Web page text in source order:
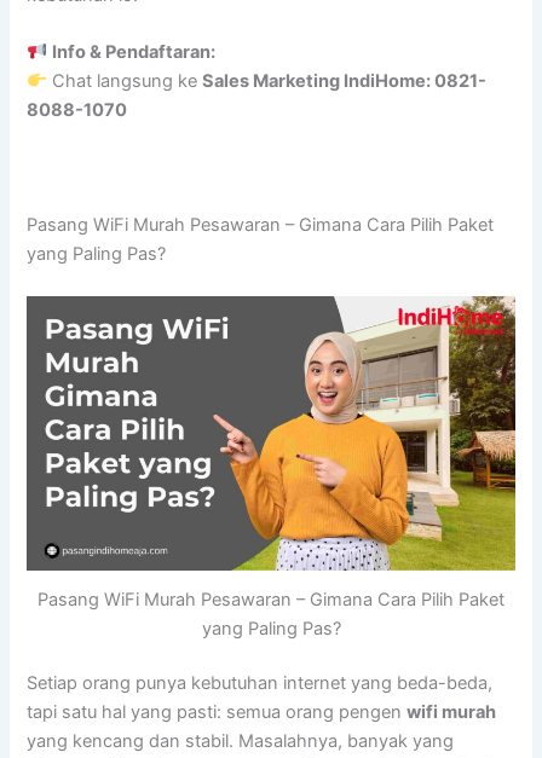
Info & Pendaftaran:
Chat langsung keSales Marketing IndiHome: 0821-
8088-1070
Pasang WiFi Murah Pesawaran – Gimana Cara Pilih Paket
yang Paling Pas?
Pasang WiFi Murah Pesawaran – Gimana Cara Pilih Paket
yang Paling Pas?
Setiap orang punya kebutuhan internet yang beda-beda,
tapi satu hal yang pasti: semua orang pengenwifi murah
yang kencang dan stabil. Masalahnya, banyak yang